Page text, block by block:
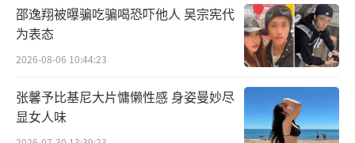
邵逸翔被曝骗吃骗喝恐吓他人 吴宗宪代
为表态
2026-08-06 10:44:23
张馨予比基尼大片慵懒性感 身姿曼妙尽
显女人味